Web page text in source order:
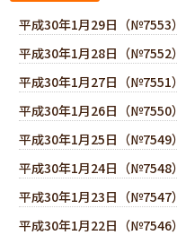
平成30年1月29日（
平成30年1月28日（
平成30年1月27日（
平成30年1月26日（
平成30年1月25日（
平成30年1月24日（
平成30年1月23日（
平成30年1月22日（